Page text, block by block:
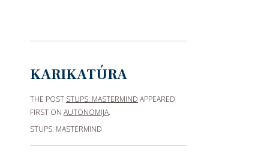
KARIKATÚRA
THE POST STUPS: MASTERMIND APPEARED
FIRST ON AUTONOMIJA.
STUPS: MASTERMIND